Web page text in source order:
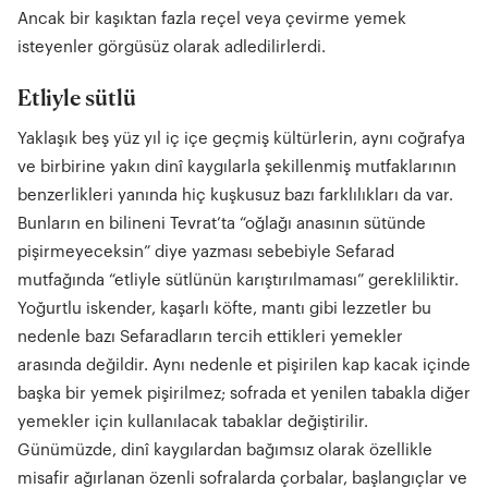
Ancak bir kaşıktan fazla reçel veya çevirme yemek
isteyenler görgüsüz olarak adledilirlerdi.
Etliyle sütlü
Yaklaşık beş yüz yıl iç içe geçmiş kültürlerin, aynı coğrafya
ve birbirine yakın dinî kaygılarla şekillenmiş mutfaklarının
benzerlikleri yanında hiç kuşkusuz bazı farklılıkları da var.
Bunların en bilineni Tevrat’ta “oğlağı anasının sütünde
pişirmeyeceksin” diye yazması sebebiyle Sefarad
mutfağında “etliyle sütlünün karıştırılmaması” gerekliliktir.
Yoğurtlu iskender, kaşarlı köfte, mantı gibi lezzetler bu
nedenle bazı Sefaradların tercih ettikleri yemekler
arasında değildir. Aynı nedenle et pişirilen kap kacak içinde
başka bir yemek pişirilmez; sofrada et yenilen tabakla diğer
yemekler için kullanılacak tabaklar değiştirilir.
Günümüzde, dinî kaygılardan bağımsız olarak özellikle
misafir ağırlanan özenli sofralarda çorbalar, başlangıçlar ve